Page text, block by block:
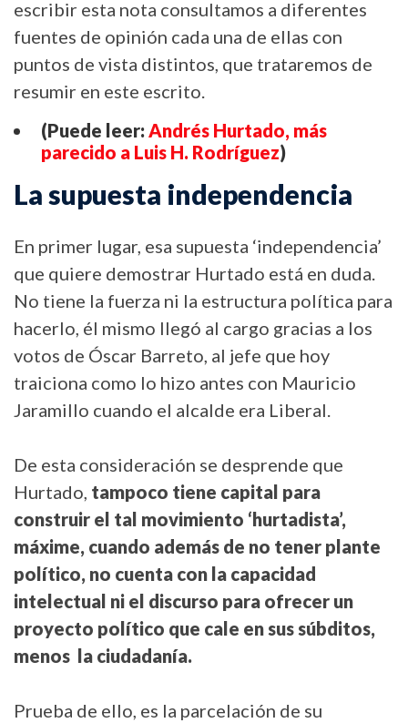
escribir esta nota consultamos a diferentes
fuentes de opinión cada una de ellas con
puntos de vista distintos, que trataremos de
resumir en este escrito.
(Puede leer:Andrés Hurtado, más
parecido a Luis H. Rodríguez)
La supuesta independencia
En primer lugar, esa supuesta ‘independencia’
que quiere demostrar Hurtado está en duda.
No tiene la fuerza ni la estructura política para
hacerlo, él mismo llegó al cargo gracias a los
votos de Óscar Barreto, al jefe que hoy
traiciona como lo hizo antes con Mauricio
Jaramillo cuando el alcalde era Liberal.
De esta consideración se desprende que
Hurtado, tampoco tiene capital para
construir el tal movimiento ‘hurtadista’,
máxime, cuando además de no tener plante
político, no cuenta con la capacidad
intelectual ni el discurso para ofrecer un
proyecto político que cale en sus súbditos,
menos la ciudadanía.
Prueba de ello, es la parcelación de su